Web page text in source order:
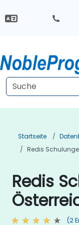
Startseite
Redis
Redis
(2